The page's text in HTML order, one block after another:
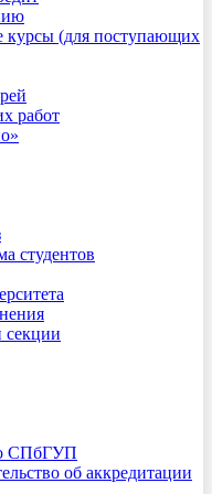
курсы (для поступающих
работ
студентов
секции
СПбГУП
об аккредитации